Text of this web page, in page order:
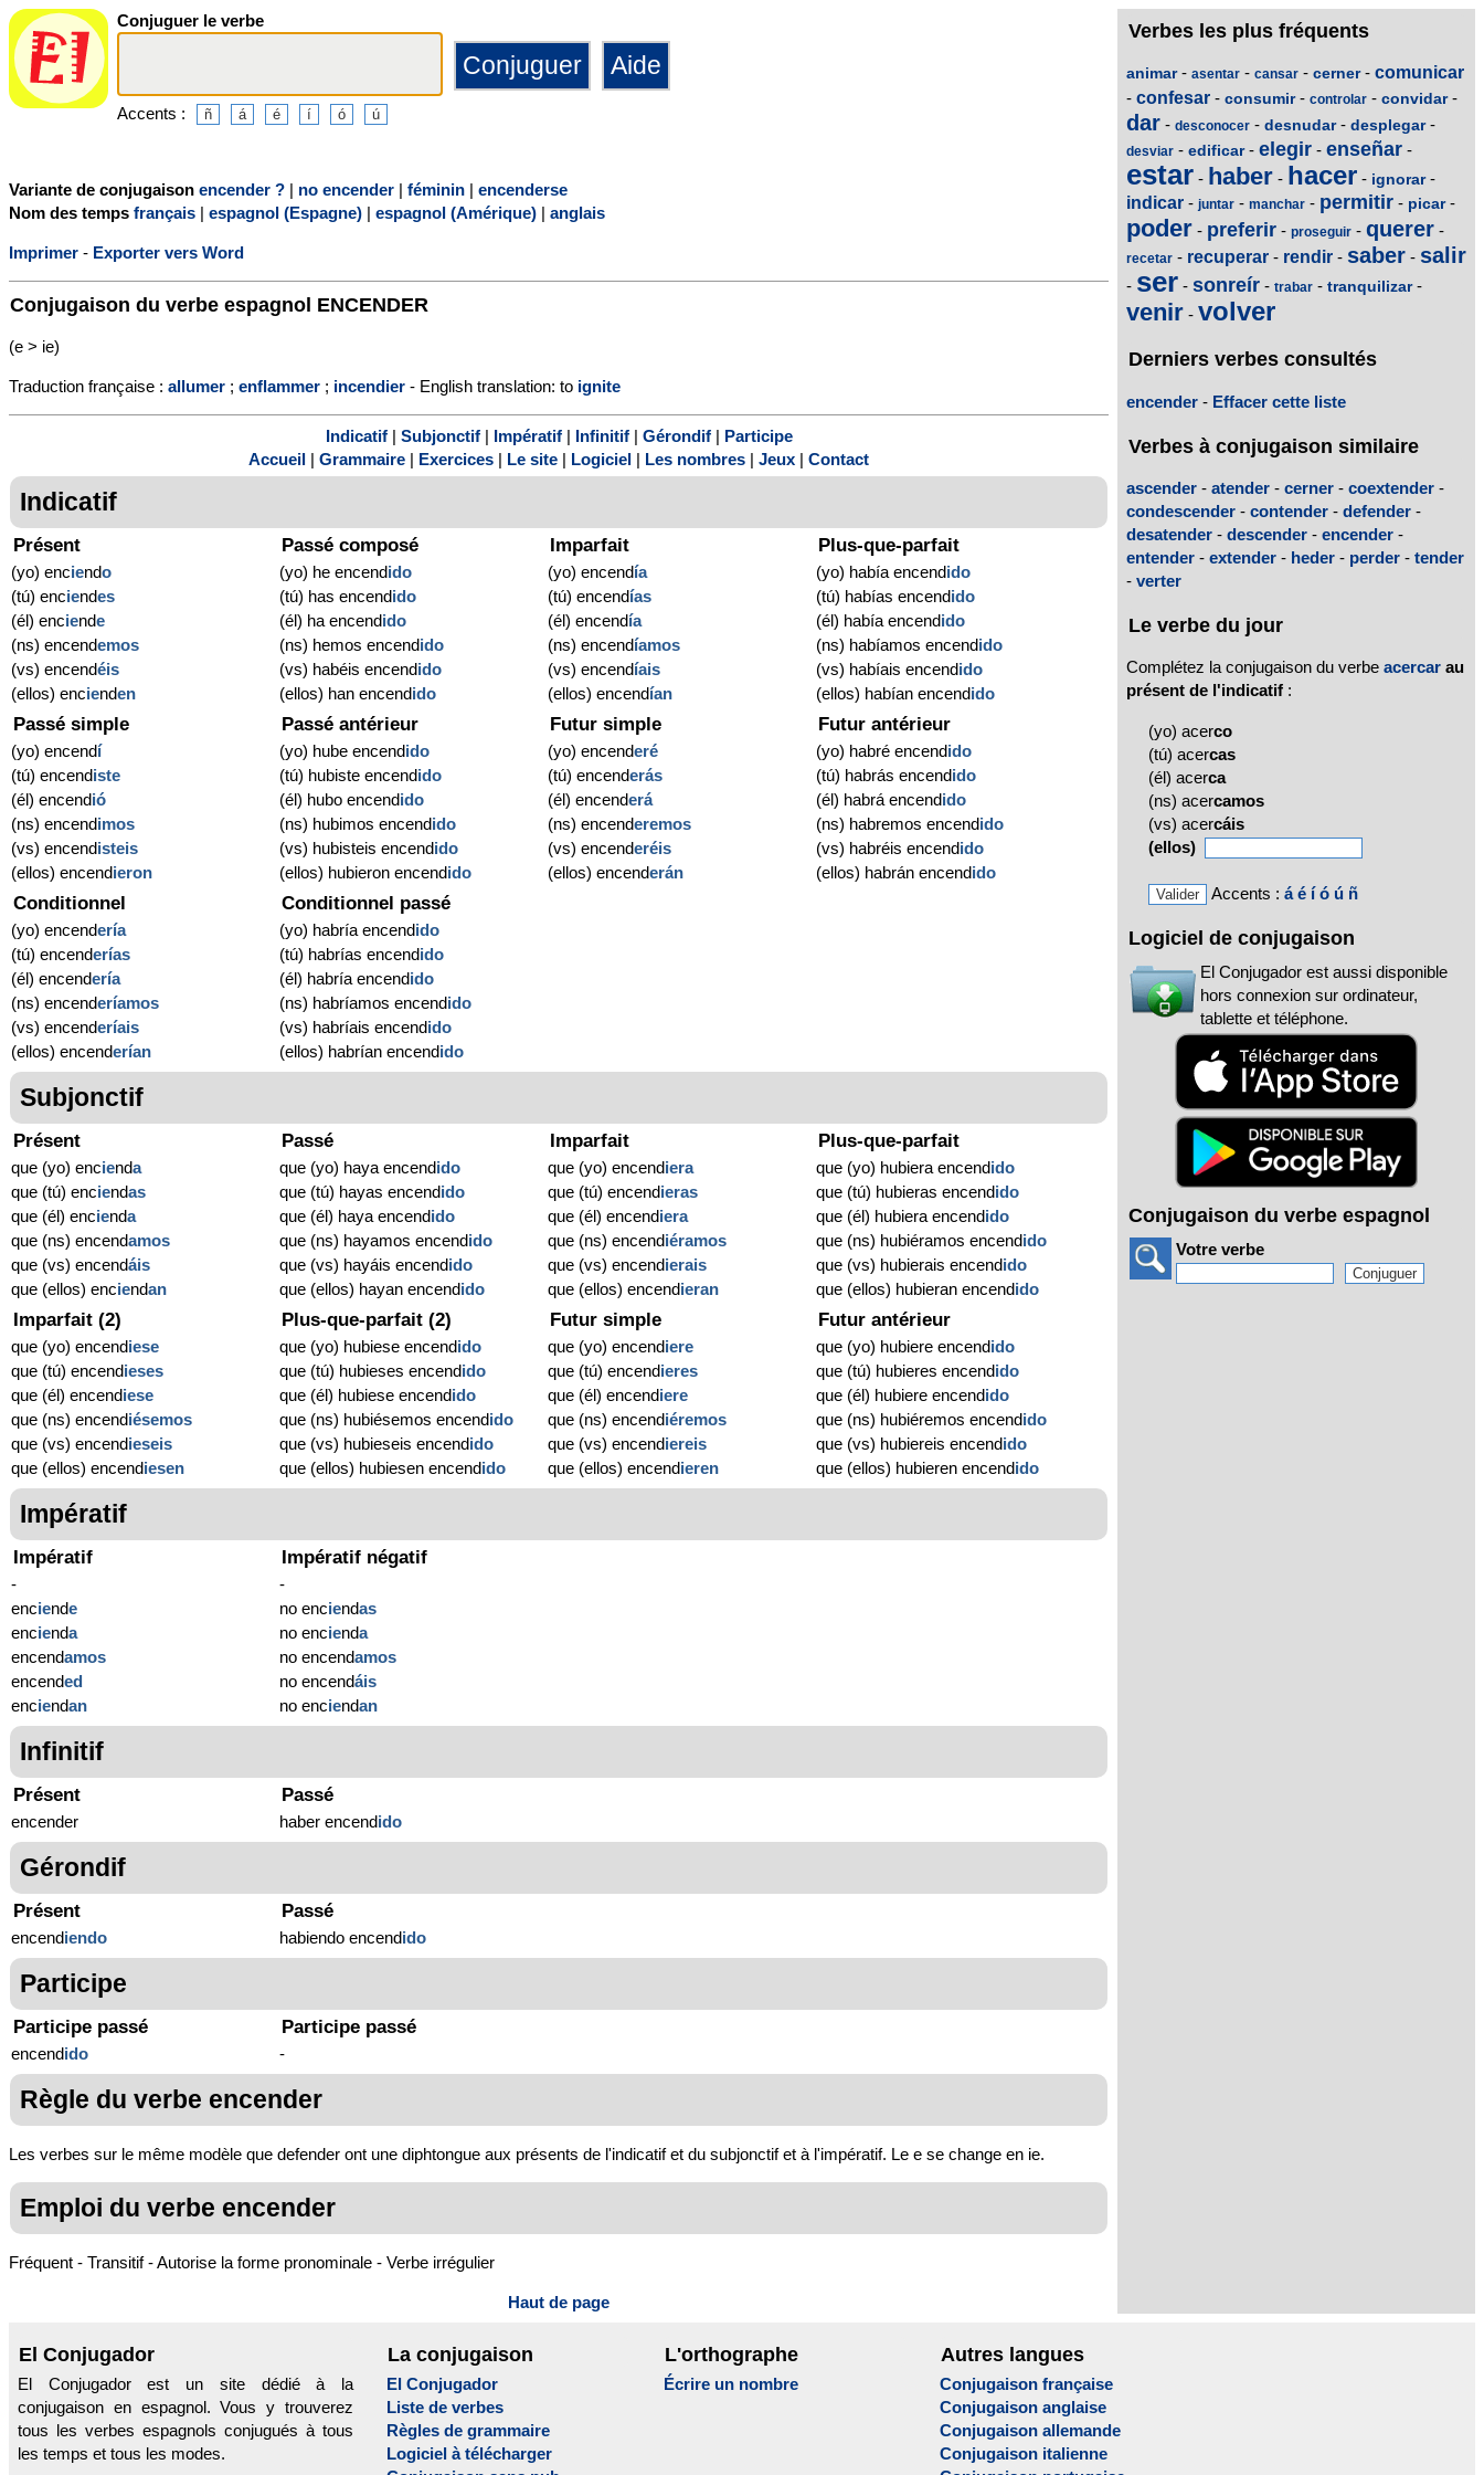
Conjuguer le verbe
Accents :
Variante de conjugaison encender ? | no encender | féminin | encenderse
Nom des temps français | espagnol (Espagne) | espagnol (Amérique) | anglais
Imprimer - Exporter vers Word
Conjugaison du verbe espagnol ENCENDER
(e > ie)
Traduction française : allumer ; enflammer ; incendier - English translation: to ignite
Indicatif| Subjonctif| Impératif| Infinitif| Gérondif| Participe
Accueil | Grammaire | Exercices | Le site | Logiciel | Les nombres | Jeux | Contact
Indicatif
Présent
(yo) enciendo
(tú) enciendes
(él) enciende
(ns) encendemos
(vs) encendéis
(ellos) encienden
Passé composé
(yo) he encendido
(tú) has encendido
(él) ha encendido
(ns) hemos encendido
(vs) habéis encendido
(ellos) han encendido
Imparfait
(yo) encendía
(tú) encendías
(él) encendía
(ns) encendíamos
(vs) encendíais
(ellos) encendían
Plus-que-parfait
(yo) había encendido
(tú) habías encendido
(él) había encendido
(ns) habíamos encendido
(vs) habíais encendido
(ellos) habían encendido
Passé simple
(yo) encendí
(tú) encendiste
(él) encendió
(ns) encendimos
(vs) encendisteis
(ellos) encendieron
Passé antérieur
(yo) hube encendido
(tú) hubiste encendido
(él) hubo encendido
(ns) hubimos encendido
(vs) hubisteis encendido
(ellos) hubieron encendido
Futur simple
(yo) encenderé
(tú) encenderás
(él) encenderá
(ns) encenderemos
(vs) encenderéis
(ellos) encenderán
Futur antérieur
(yo) habré encendido
(tú) habrás encendido
(él) habrá encendido
(ns) habremos encendido
(vs) habréis encendido
(ellos) habrán encendido
Conditionnel
(yo) encendería
(tú) encenderías
(él) encendería
(ns) encenderíamos
(vs) encenderíais
(ellos) encenderían
Conditionnel passé
(yo) habría encendido
(tú) habrías encendido
(él) habría encendido
(ns) habríamos encendido
(vs) habríais encendido
(ellos) habrían encendido
Subjonctif
Présent
que (yo) encienda
que (tú) enciendas
que (él) encienda
que (ns) encendamos
que (vs) encendáis
que (ellos) enciendan
Passé
que (yo) haya encendido
que (tú) hayas encendido
que (él) haya encendido
que (ns) hayamos encendido
que (vs) hayáis encendido
que (ellos) hayan encendido
Imparfait
que (yo) encendiera
que (tú) encendieras
que (él) encendiera
que (ns) encendiéramos
que (vs) encendierais
que (ellos) encendieran
Plus-que-parfait
que (yo) hubiera encendido
que (tú) hubieras encendido
que (él) hubiera encendido
que (ns) hubiéramos encendido
que (vs) hubierais encendido
que (ellos) hubieran encendido
Imparfait (2)
que (yo) encendiese
que (tú) encendieses
que (él) encendiese
que (ns) encendiésemos
que (vs) encendieseis
que (ellos) encendiesen
Plus-que-parfait (2)
que (yo) hubiese encendido
que (tú) hubieses encendido
que (él) hubiese encendido
que (ns) hubiésemos encendido
que (vs) hubieseis encendido
que (ellos) hubiesen encendido
Futur simple
que (yo) encendiere
que (tú) encendieres
que (él) encendiere
que (ns) encendiéremos
que (vs) encendiereis
que (ellos) encendieren
Futur antérieur
que (yo) hubiere encendido
que (tú) hubieres encendido
que (él) hubiere encendido
que (ns) hubiéremos encendido
que (vs) hubiereis encendido
que (ellos) hubieren encendido
Impératif
Impératif
-
enciende
encienda
encendamos
encended
enciendan
Impératif négatif
-
no enciendas
no encienda
no encendamos
no encendáis
no enciendan
Infinitif
Présent
encender
Passé
haber encendido
Gérondif
Présent
encendiendo
Passé
habiendo encendido
Participe
Participe passé
encendido
Participe passé
-
Règle du verbe encender
Les verbes sur le même modèle que defender ont une diphtongue aux présents de l'indicatif et du subjonctif et à l'impératif. Le e se change en ie.
Emploi du verbe encender
Fréquent - Transitif - Autorise la forme pronominale - Verbe irrégulier
Haut de page
Verbes les plus fréquents
animar- asentar - cansar - cerner- comunicar
- confesar - consumir- controlar - convidar-
dar - desconocer - desnudar- desplegar-
desviar - edificar- elegir - enseñar -
estar - haber - hacer - ignorar-
indicar - juntar - manchar - permitir - picar-
poder - preferir - proseguir - querer -
recetar - recuperar - rendir - saber - salir
- ser - sonreír - trabar - tranquilizar-
venir - volver
Derniers verbes consultés
encender - Effacer cette liste
Verbes à conjugaison similaire
ascender - atender - cerner - coextender -
condescender - contender - defender -
desatender - descender - encender -
entender - extender - heder - perder - tender
- verter
Le verbe du jour
Complétez la conjugaison du verbe acercar au
présent de l'indicatif :
(yo) acerco
(tú) acercas
(él) acerca
(ns) acercamos
(vs) acercáis
(ellos)
Accents : á é í ó ú ñ
Logiciel de conjugaison
El Conjugador est aussi disponible
hors connexion sur ordinateur,
tablette et téléphone.
Conjugaison du verbe espagnol
Votre verbe
El Conjugador
El Conjugador est un site dédié à la
conjugaison en espagnol. Vous y trouverez
tous les verbes espagnols conjugués à tous
les temps et tous les modes.
La conjugaison
El Conjugador
Liste de verbes
Règles de grammaire
Logiciel à télécharger
L'orthographe
Écrire un nombre
Autres langues
Conjugaison française
Conjugaison anglaise
Conjugaison allemande
Conjugaison italienne